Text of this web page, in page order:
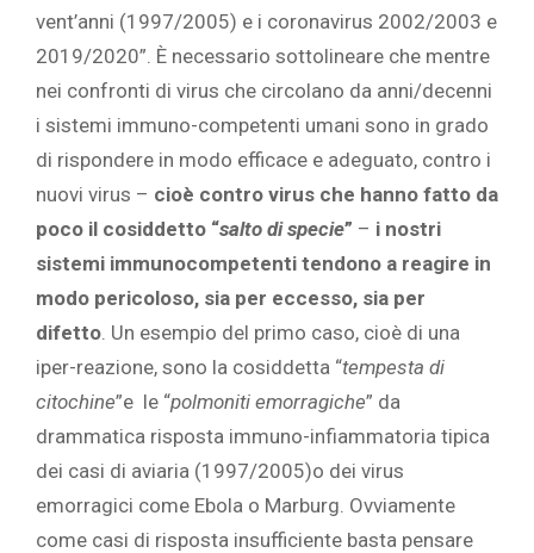
vent’anni (1997/2005) e i coronavirus 2002/2003 e
2019/2020”. È necessario sottolineare che mentre
nei confronti di virus che circolano da anni/decenni
i sistemi immuno-competenti umani sono in grado
di rispondere in modo efficace e adeguato, contro i
nuovi virus – cioè contro virus che hanno fatto da
poco il cosiddetto “salto di specie” – i nostri
sistemi immunocompetenti tendono a reagire in
modo pericoloso, sia per eccesso, sia per
difetto . Un esempio del primo caso, cioè di una
iper-reazione, sono la cosiddetta “tempesta di
citochine”e le “polmoniti emorragiche” da
drammatica risposta immuno-infiammatoria tipica
dei casi di aviaria (1997/2005)o dei virus
emorragici come Ebola o Marburg. Ovviamente
come casi di risposta insufficiente basta pensare